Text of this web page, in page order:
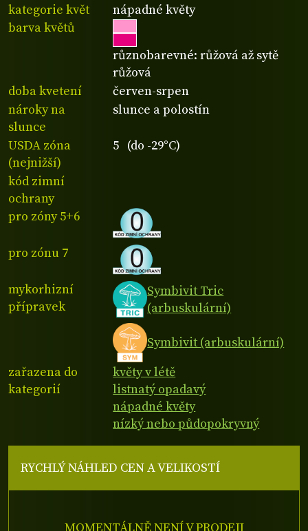
kategorie květ
nápadné květy
barva květů
různobarevné: růžová až sytě
růžová
doba kvetení
červen-srpen
nároky na
slunce
slunce a polostín
USDA zóna
(nejnižší)
5 (do -29°C)
kód zimní
ochrany
pro zóny 5+6
pro zónu 7
mykorhizní
přípravek
Symbivit Tric
(arbuskulární)
Symbivit (arbuskulární)
zařazena do
kategorií
květy v létě
listnatý opadavý
nápadné květy
nízký nebo půdopokryvný
RYCHLÝ NÁHLED CEN A VELIKOSTÍ